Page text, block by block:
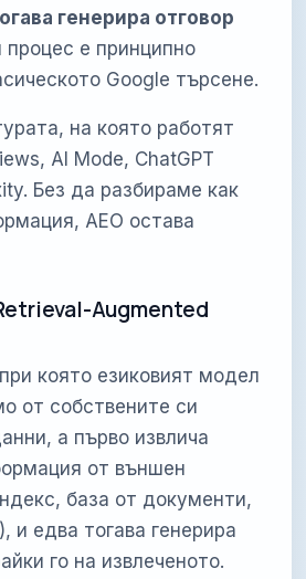
генерира отговор
процес е принципно
Google търсене.
на която работят
AI Mode, ChatGPT
Без да разбираме как
AEO остава
Augmented
която езиковият модел
от собствените си
а първо извлича
от външен
база от документи,
и едва тогава генерира
го на извлеченото.